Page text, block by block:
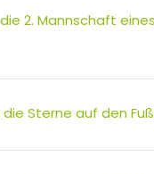
2. Mannschaft
Sterne auf den